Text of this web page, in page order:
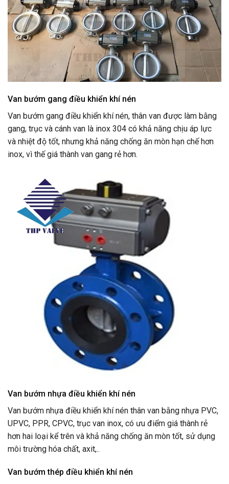
Van bướm gang điều khiển khí nén
Van bướm gang điều khiển khí nén, thân van được làm bằng
gang, trục và cánh van là inox 304 có khả năng chịu áp lực
và nhiệt độ tốt, nhưng khả năng chống ăn mòn hạn chế hơn
inox, vì thế giá thành van gang rẻ hơn.
Van bướm nhựa điều khiển khí nén
Van bướm nhựa điều khiển khí nén thân van bằng nhựa PVC,
UPVC, PPR, CPVC, trục van inox, có ưu điểm giá thành rẻ
hơn hai loại kể trên và khả năng chống ăn mòn tốt, sử dụng
môi trường hóa chất, axit,..
Van bướm thép điều khiển khí nén